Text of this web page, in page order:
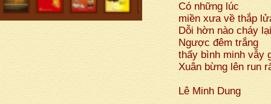
Có những lúc
miền xưa về thắp
Dỗi hờn nào cháy
Ngược đêm trắng
thấy bình minh vẫy
Xuân bừng lên run
Lê Minh Dung